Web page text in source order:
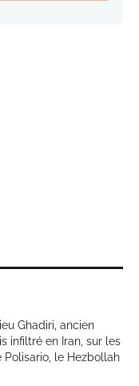
Ghadiri, ancien
infiltré en Iran, sur les
Polisario, le Hezbollah